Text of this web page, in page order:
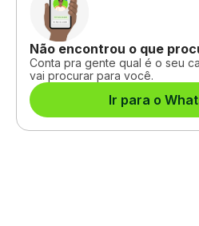
Não encontrou o que
Conta pra gente qual é o seu
vai procurar para você.
Ir para o